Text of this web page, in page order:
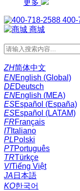
更多
400-
商城
ZH简体中文
ENEnglish (Global)
DEDeutsch
ENEnglish (MEA)
ESEspañol (España)
ESEspañol (LATAM)
FRFrançais
ITItaliano
PLPolski
PTPortuguês
TRTürkçe
VITiếng Việt
JA 日本語
KO한국어